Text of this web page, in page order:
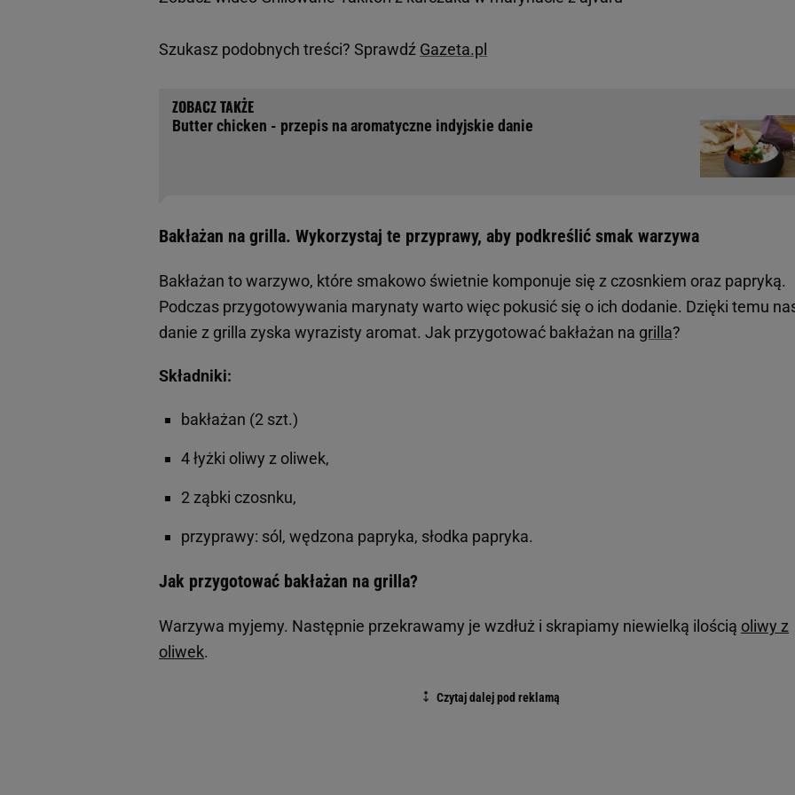
Szukasz podobnych treści? Sprawdź Gazeta.pl
Butter chicken - przepis na aromatyczne indyjskie danie
Bakłażan na grilla. Wykorzystaj te przyprawy, aby podkreślić smak warzywa
Bakłażan to warzywo, które smakowo świetnie komponuje się z czosnkiem oraz papryką.
Podczas przygotowywania marynaty warto więc pokusić się o ich dodanie. Dzięki temu
danie z grilla zyska wyrazisty aromat. Jak przygotować bakłażan na grilla?
Składniki:
bakłażan (2 szt.)
4 łyżki oliwy z oliwek,
2 ząbki czosnku,
przyprawy: sól, wędzona papryka, słodka papryka.
Jak przygotować bakłażan na grilla?
Warzywa myjemy. Następnie przekrawamy je wzdłuż i skrapiamy niewielką ilością oliwy z
oliwek.